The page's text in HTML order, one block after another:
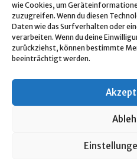
wie Cookies, um
zuzugreifen. Wenn du diesen
Daten wie das Surfverhalten oder
verarbeiten. Wenn du deine
zurückziehst, können bestimmte
beeinträchtigt werden.
Schlagworte
Pfadfindertum CPD
« Zurück zur Übersicht
Copyright © 2026